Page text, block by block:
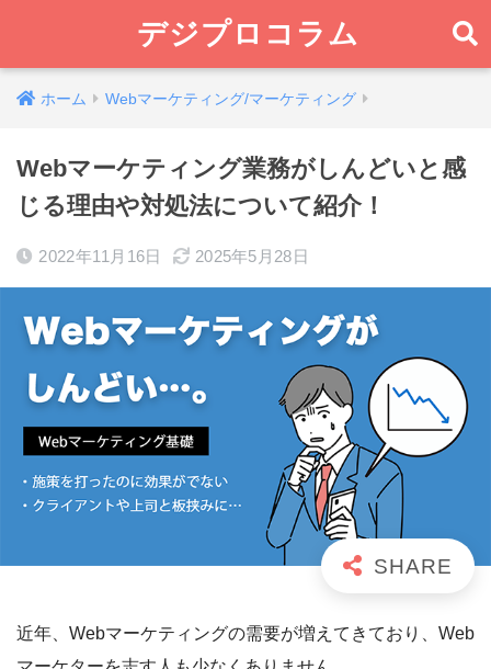
デジプロコラム
ホーム Webマーケティング/マーケティング
Webマーケティング業務がしんどいと感
じる理由や対処法について紹介！
2022年11月16日 2025年5月28日
近年、Webマーケティングの需要が増えてきており、Web